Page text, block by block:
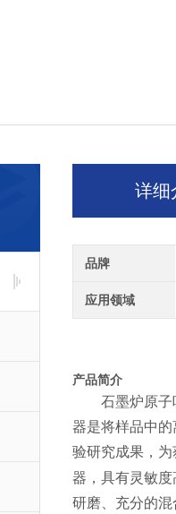
详细
品牌
应用领域
产品简介
石墨炉原
器是将样品中
验研究成果，
器，具有灵敏
研磨、充分的